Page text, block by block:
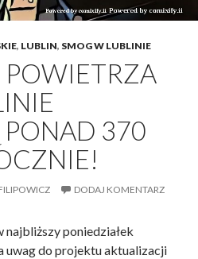
, LUBLIN, SMOG W LUBLINIE
PONAD 370
DODAJ KOMENTARZ
najbliższy poniedziałek
uwag do projektu aktualizacji